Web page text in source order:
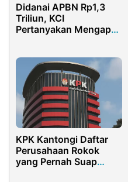
Didanai APBN Rp1,3
Triliun, KCI
Pertanyakan Mengapa
KPK Kantongi Daftar
Perusahaan Rokok
yang Pernah Suap